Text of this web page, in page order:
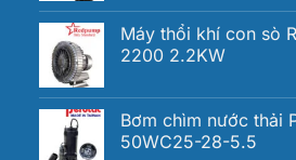
Máy thổi khí con sò
2200 2.2KW
Bơm chìm nước thải
50WC25-28-5.5